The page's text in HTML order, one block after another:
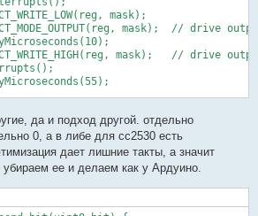
да и подход другой. отдельно
0, а в либе для сс2530 есть
дает лишние такты, а значит
ее и делаем как у Ардуино.